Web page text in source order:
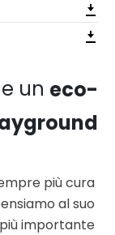
un eco-
più cura
al suo
importante